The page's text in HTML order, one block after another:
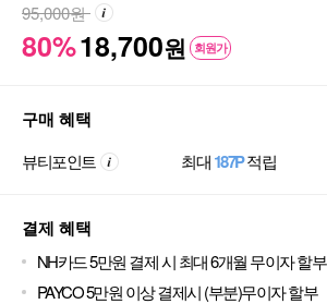
80%18,700원 회원가
95,000원
구매 혜택
뷰티포인트 최대187P적립
결제 혜택
NH카드 5만원 결제 시 최대 6개월 무이자 할부
PAYCO 5만원 이상 결제시 (부분)무이자 할부